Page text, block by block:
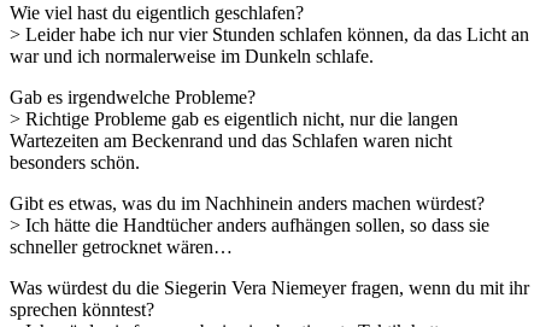
Wie viel hast du eigentlich geschlafen?
> Leider habe ich nur vier Stunden schlafen können, da das Licht an
war und ich normalerweise im Dunkeln schlafe.
Gab es irgendwelche Probleme?
> Richtige Probleme gab es eigentlich nicht, nur die langen
Wartezeiten am Beckenrand und das Schlafen waren nicht
besonders schön.
Gibt es etwas, was du im Nachhinein anders machen würdest?
> Ich hätte die Handtücher anders aufhängen sollen, so dass sie
schneller getrocknet wären…
Was würdest du die Siegerin Vera Niemeyer fragen, wenn du mit ihr
sprechen könntest?